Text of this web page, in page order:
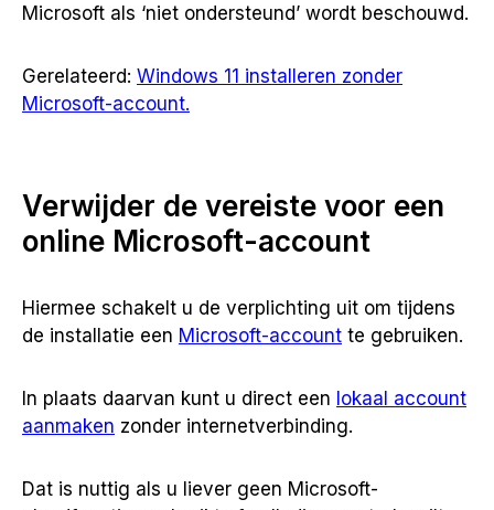
Microsoft als ‘niet ondersteund’ wordt beschouwd.
Gerelateerd: Windows 11 installeren zonder
Microsoft-account.
Verwijder de vereiste voor een
online Microsoft-account
Hiermee schakelt u de verplichting uit om tijdens
de installatie een Microsoft-account te gebruiken.
In plaats daarvan kunt u direct een lokaal account
aanmaken zonder internetverbinding.
Dat is nuttig als u liever geen Microsoft-